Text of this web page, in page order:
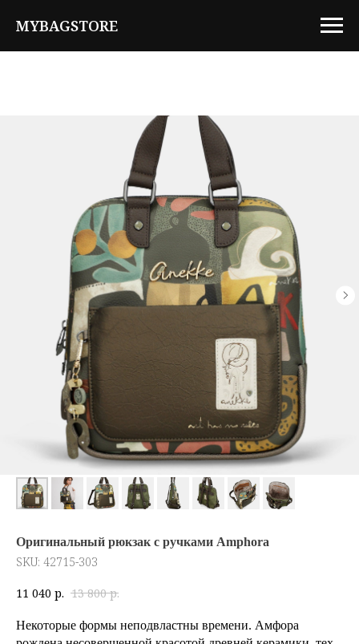
MYBAGSTORE
Оригинальный рюкзак с ручками Amphora
SKU: 42715-303
11 040 р. 13 800 р.
Некоторые формы неподвластны времени. Амфора